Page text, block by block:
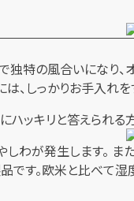
特の風合いになり、
、しっかりお手入れを
ッキリと答えられる
わが発生します。
です。欧米と比べて